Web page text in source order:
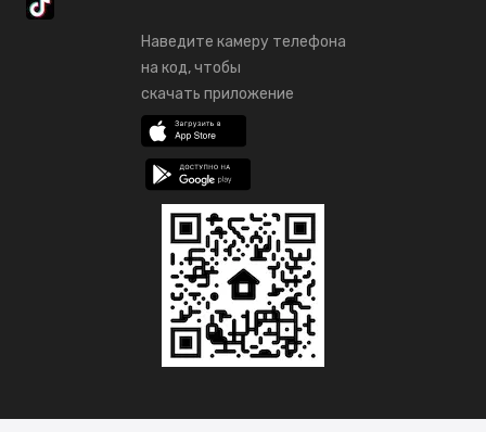
Наведите камеру телефона
на код, чтобы
скачать приложение